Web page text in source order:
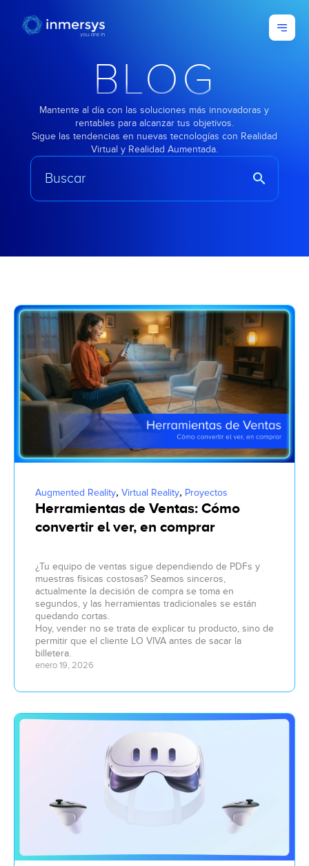
BLOG
Mantente al día con las soluciones más innovadoras y
rentables para alcanzar tus objetivos.
Sigue las tendencias en nuevas tecnologías con Realidad
Virtual y Realidad Aumentada.
search
Augmented Reality, Virtual Reality, Proyectos
Herramientas de Ventas: Cómo
convertir el ver, en comprar
¿Tu equipo de ventas sigue dependiendo de PDFs y
muestras físicas costosas? Seamos sinceros,
actualmente la decisión de compra se toma en
segundos, y las herramientas tradicionales se están
quedando cortas.
Hoy, vender no se trata de explicar tu producto, sino de
permitir que el cliente LO VIVA antes de sacar la
billetera.
enero 19, 2026